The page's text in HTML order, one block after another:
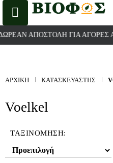
ΑΠΟΣΤΟΛΉ ΓΙΑ ΑΓΟΡΈΣ ΆΝΩ
ΑΡΧΙΚΉ ΚΑΤΑΣΚΕΥΑΣΤΉΣ
Voelkel
ΤΑΞΙΝΌΜΗΣΗ: